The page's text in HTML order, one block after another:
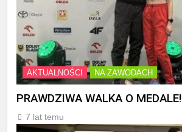
AKTUALNOŚCI NA ZAWODACH
PRAWDZIWA WALKA O MEDALE!
7 lat temu